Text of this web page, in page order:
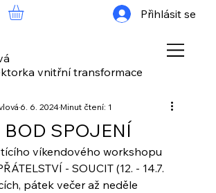
vnitřní transformace
Přihlásit se
BOD SPOJENÍ
6. 6. 2024Minut čtení: 1
víkendového workshopu
- SOUCIT (12. - 14.7.
pátek večer až neděle